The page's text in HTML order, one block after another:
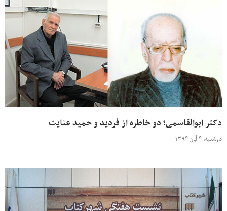
دکتر ابوالقاسمی؛ دو خاطره از فردید و حمید عنایت
دوشنبه، ۴ آبان ۱۳۹۴